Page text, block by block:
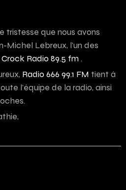
tristesse que nous avons
Michel Lebreux, l’un des
Crock Radio 89.5 fm.
Radio 666 99.1 FM tient à
l’équipe de la radio, ainsi